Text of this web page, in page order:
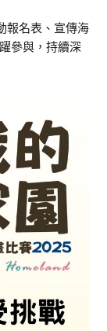
報名表、宣傳海
參與，持續深